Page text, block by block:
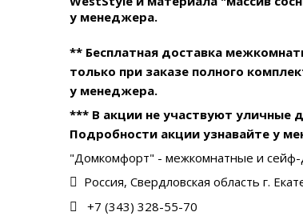
у менеджера.
** Бесплатная доставка
только при заказе полного
у менеджера.
*** В акции не участвуют уличные
Подробности акции узнавайте у
"Домкомфорт" - межкомнатные и сейф-
Россия, Свердловская область г.
+7 (343) 328-55-70